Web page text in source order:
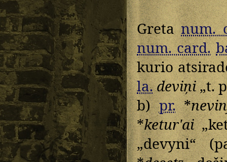
Gretanum.
num. card.
kurio
la.deviņi„t.
b)pr.*
*keturʹai
„devyni“